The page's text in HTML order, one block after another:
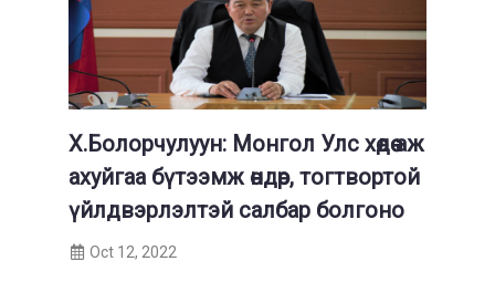
Х.Болорчулуун: Монгол Улс хөдөө аж
ахуйгаа бүтээмж өндөр, тогтвортой
үйлдвэрлэлтэй салбар болгоно
Oct 12, 2022